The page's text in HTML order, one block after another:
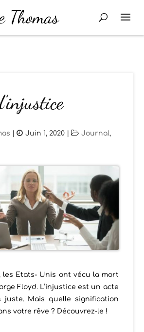
| Juin 1, 2020 | Journal,
les Etats- Unis ont vécu la mort
Floyd. L’injustice est un acte
juste. Mais quelle signification
votre rêve ? Découvrez-le !